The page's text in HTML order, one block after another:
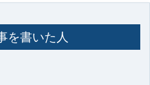
を書いた人